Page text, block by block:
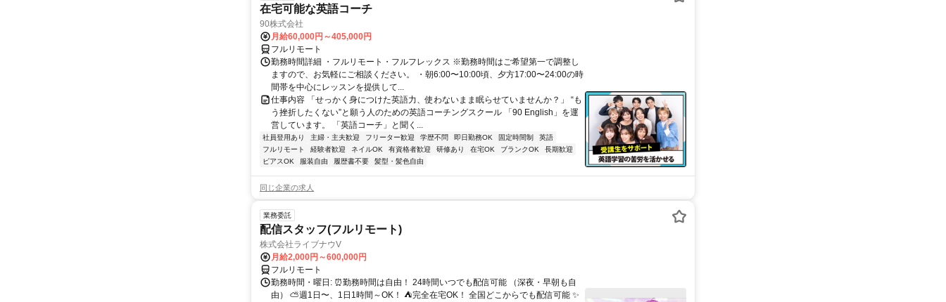
在宅可能な英語コーチ
90株式会社
月給60,000円～405,000円
フルリモート
勤務時間詳細 ・フルリモート・フルフレックス ※勤務時間はご希望第一で調整し
ますので、お気軽にご相談ください。 ・朝6:00〜10:00頃、夕方17:00〜24:00の時
間帯を中心にレッスンを提供して...
仕事内容 「せっかく身につけた英語力、使わないまま眠らせていませんか？」 “も
う挫折したくない”と願う人のための英語コーチングスクール 「90 English」を運
営しています。 「英語コーチ」と聞く...
社員登用あり 主婦・主夫歓迎 フリーター歓迎 学歴不問 即日勤務OK 固定時間制
英語
フルリモート
経験者歓迎 ネイルOK 有資格者歓迎 研修あり 在宅OK ブランクOK
長期歓迎
ピアスOK
服装自由 履歴書不要 髪型・髪色自由
同じ企業の求人
業務委託
配信スタッフ(フルリモート)
株式会社ライブナウV
月給2,000円～600,000円
フルリモート
勤務時間・曜日: ⏰勤務時間は自由！ 24時間いつでも配信可能 （深夜・早朝も自
由） ⛅週1日〜、1日1時間～OK！ ⛺完全在宅OK！ 全国どこからでも配信可能 ✨